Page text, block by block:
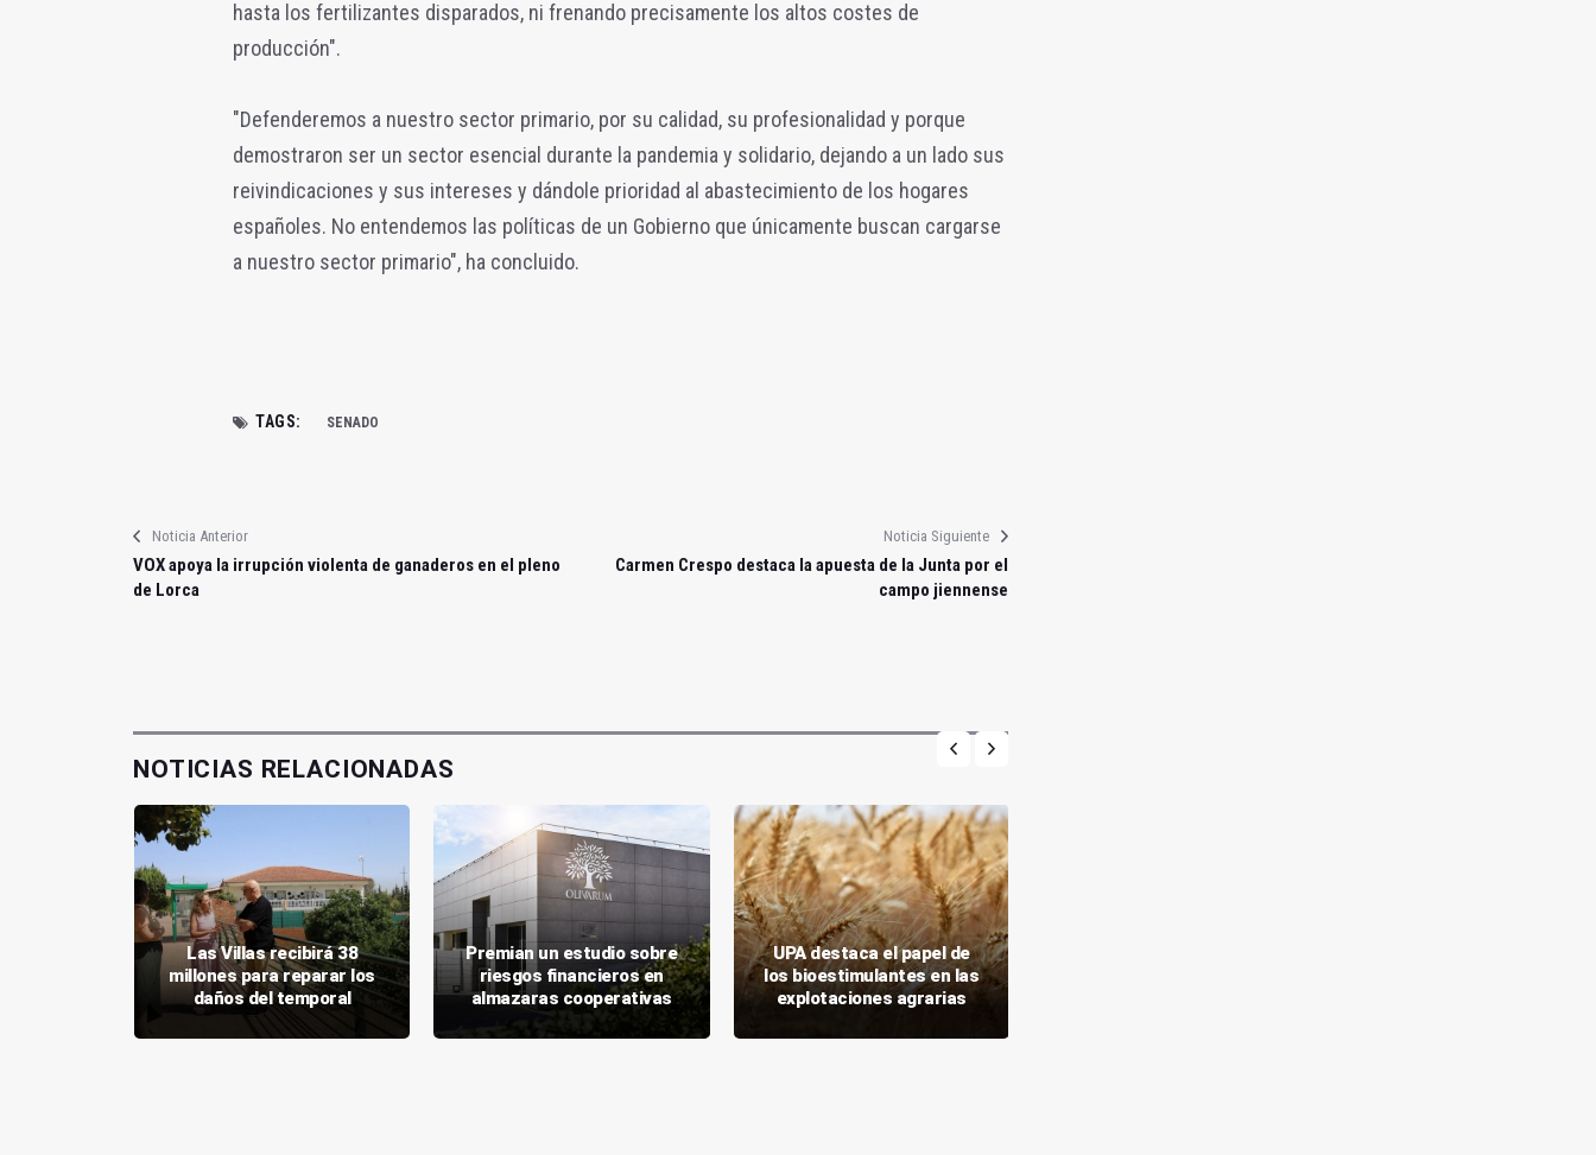
hasta los fertilizantes disparados, ni frenando precisamente los altos costes de
producción".
"Defenderemos a nuestro sector primario, por su calidad, su profesionalidad y porque
demostraron ser un sector esencial durante la pandemia y solidario, dejando a un lado sus
reivindicaciones y sus intereses y dándole prioridad al abastecimiento de los hogares
españoles. No entendemos las políticas de un Gobierno que únicamente buscan cargarse
a nuestro sector primario", ha concluido.
TAGS: SENADO
Noticia Anterior
VOX apoya la irrupción violenta de ganaderos en el pleno
de Lorca
Noticia Siguiente
Carmen Crespo destaca la apuesta de la Junta por el
campo jiennense
NOTICIAS RELACIONADAS
Las Villas recibirá 38
millones para reparar los
daños del temporal
Premian un estudio sobre
riesgos financieros en
almazaras cooperativas
UPA destaca el papel de
los bioestimulantes en las
explotaciones agrarias